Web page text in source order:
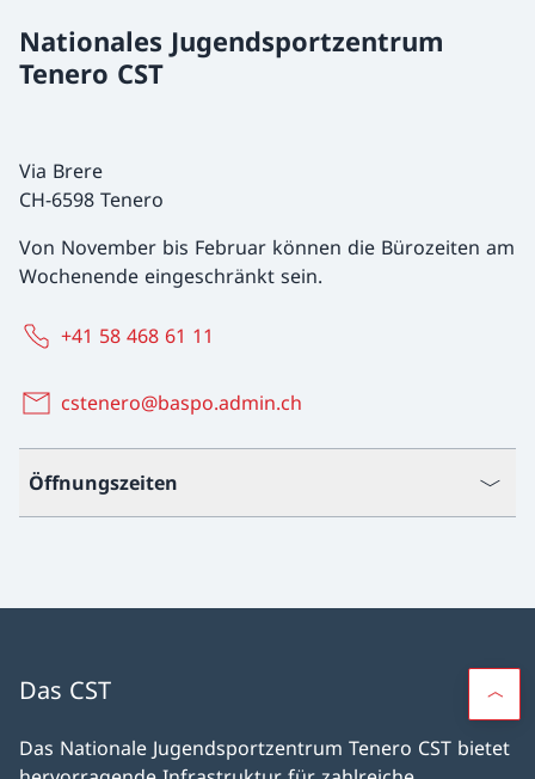
Nationales Jugendsportzentrum
Tenero CST
Via Brere
CH-6598 Tenero
Von November bis Februar können die Bürozeiten am
Wochenende eingeschränkt sein.
+41 58 468 61 11
cstenero@baspo.admin.ch
Öffnungszeiten
Das CST
Das Nationale Jugendsportzentrum Tenero CST bietet